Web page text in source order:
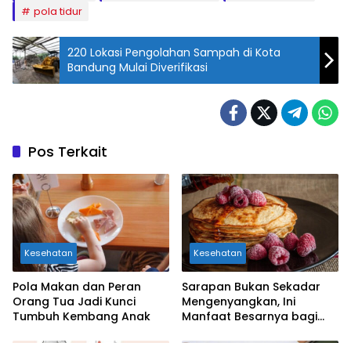
pola tidur
220 Lokasi Pengolahan Sampah di Kota
Bandung Mulai Diverifikasi
Pos Terkait
Kesehatan
Pola Makan dan Peran
Orang Tua Jadi Kunci
Tumbuh Kembang Anak
Kesehatan
Sarapan Bukan Sekadar
Mengenyangkan, Ini
Manfaat Besarnya bagi